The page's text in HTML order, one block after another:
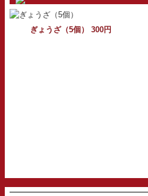
ぎょうざ（5個） 300円